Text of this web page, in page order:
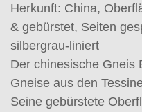
Herkunft: China,
& gebürstet, Seiten
silbergrau-liniert
Der chinesische Gneis
Gneise aus den
Seine gebürstete